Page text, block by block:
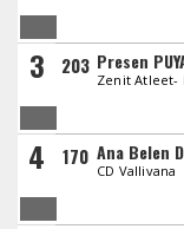
3 203 Presen
Zenit Atleet-
4 170 Ana Belen
CD Vallivana